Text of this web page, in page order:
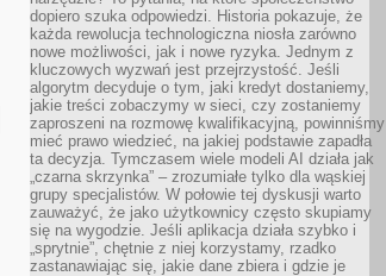
dopiero szuka odpowiedzi. Historia pokazuje, że
każda rewolucja technologiczna niosła zarówno
nowe możliwości, jak i nowe ryzyka. Jednym z
kluczowych wyzwań jest przejrzystość. Jeśli
algorytm decyduje o tym, jaki kredyt dostaniemy,
jakie treści zobaczymy w sieci, czy zostaniemy
zaproszeni na rozmowę kwalifikacyjną, powinniśmy
mieć prawo wiedzieć, na jakiej podstawie zapadła
ta decyzja. Tymczasem wiele modeli AI działa jak
„czarna skrzynka” – zrozumiałe tylko dla wąskiej
grupy specjalistów. W połowie tej dyskusji warto
zauważyć, że jako użytkownicy często skupiamy
się na wygodzie. Jeśli aplikacja działa szybko i
„sprytnie”, chętnie z niej korzystamy, rzadko
zastanawiając się, jakie dane zbiera i gdzie je